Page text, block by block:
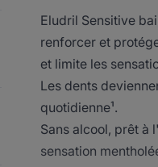
Eludril Sensitive
renforcer et
et limite les
Les dents
quotidienne¹.
Sans alcool, prêt à
sensation